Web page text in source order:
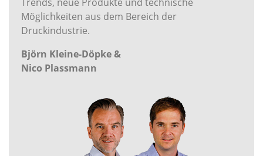
Trends, neue Produkte und technische
Möglichkeiten aus dem Bereich der
Druckindustrie.
Björn Kleine-Döpke &
Nico Plassmann